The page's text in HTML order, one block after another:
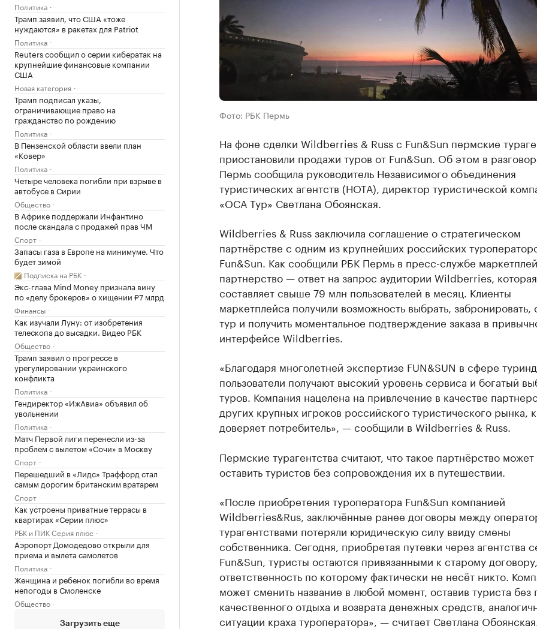
Политика
Трамп заявил, что США «тоже
нуждаются» в ракетах для Patriot
Политика
Reuters сообщил о серии кибератак на
крупнейшие финансовые компании
США
Новая категория
Трамп подписал указы,
ограничивающие право на
гражданство по рождению
Политика
В Пензенской области ввели план
«Ковер»
Политика
Четыре человека погибли при взрыве в
автобусе в Сирии
Общество
В Африке поддержали Инфантино
после скандала с продажей прав ЧМ
Спорт
Запасы газа в Европе на минимуме. Что
будет зимой
Подписка на РБК
Экс-глава Mind Money признала вину
по «делу брокеров» о хищении ₽7 млрд
Финансы
Как изучали Луну: от изобретения
телескопа до высадки. Видео РБК
Общество
Трамп заявил о прогрессе в
урегулировании украинского
конфликта
Политика
Гендиректор «ИжАвиа» объявил об
увольнении
Политика
Матч Первой лиги перенесли из-за
проблем с вылетом «Сочи» в Москву
Спорт
Перешедший в «Лидс» Траффорд стал
самым дорогим британским вратарем
Спорт
Как устроены приватные террасы в
квартирах «Серии плюс»
РБК и ПИК Серия плюс
Аэропорт Домодедово открыли для
приема и вылета самолетов
Политика
Женщина и ребенок погибли во время
непогоды в Смоленске
Общество
Загрузить еще
Фото: РБК Пермь
На фоне сделки Wildberries & Russ с Fun&Sun пермские
приостановили продажи туров от Fun&Sun. Об этом в
Пермь сообщила руководитель Независимого объединения
туристических агентств (НОТА), директор туристической
«ОСА Тур» Светлана Обоянская.
Wildberries & Russ заключила соглашение о стратегическом
партнёрстве с одним из крупнейших российских
Fun&Sun. Как сообщили РБК Пермь в пресс-службе
партнерство — ответ на запрос аудитории Wildberries, которая
составляет свыше 79 млн пользователей в месяц. Клиенты
маркетплейса получили возможность выбрать, забронировать,
тур и получить моментальное подтверждение заказа в
интерфейсе Wildberries.
«Благодаря многолетней экспертизе FUN&SUN в сфере
пользователи получают высокий уровень сервиса и богатый
туров. Компания нацелена на привлечение в качестве
других крупных игроков российского туристического рынка,
доверяет потребитель», — сообщили в Wildberries & Russ.
Пермские турагентства считают, что такое партнёрство может
оставить туристов без сопровождения их в путешествии.
«После приобретения туроператора Fun&Sun компанией
Wildberries&Rus, заключённые ранее договоры между
турагентствами потеряли юридическую силу ввиду смены
собственника. Сегодня, приобретая путевки через агентства
Fun&Sun, туристы остаются привязанными к старому договору,
ответственность по которому фактически не несёт никто.
может сменить название в любой момент, оставив туриста без
качественного отдыха и возврата денежных средств,
ситуации краха туроператора», — считает Светлана Обоянская.